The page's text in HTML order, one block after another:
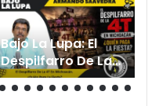
Bajo La Lupa: El
Despilfarro De La
4T EN Michoacán.
¿Quién Paga La